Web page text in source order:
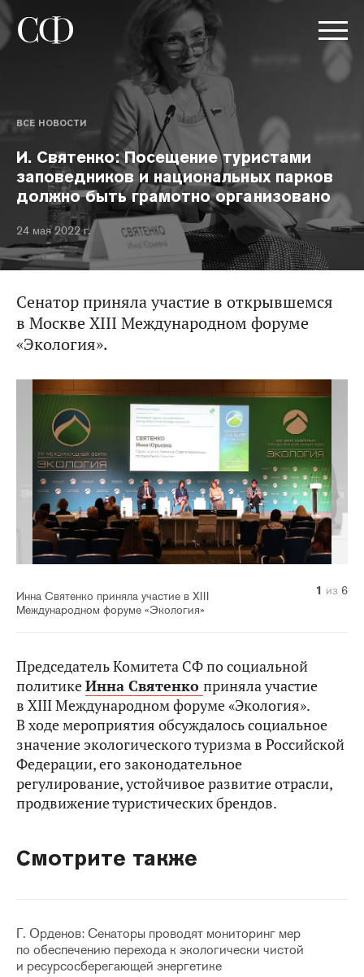
ВСЕ НОВОСТИ
И. Святенко: Посещение туристами
заповедников и национальных парков
должно быть грамотно организовано
24 мая 2022 г.
Сенатор приняла участие в открывшемся
в Москве XIII Международном форуме
«Экология».
Инна Святенко приняла участие в XIII
Международном форуме «Экология»
1 из 6
2 из 6
3 из 6
4 из 6
5 из 6
6 из 6
Председатель Комитета СФ по социальной
политикеИнна Святенко приняла участие
в XIII Международном форуме «Экология».
В ходе мероприятия обсуждалось социальное
значение экологического туризма в Российской
Федерации, его законодательное
регулирование, устойчивое развитие отрасли,
продвижение туристических брендов.
Смотрите также
Г. Орденов: Сенаторы проводят мониторинг мер
по обеспечению перехода к экологически чистой
и ресурсосберегающей энергетике